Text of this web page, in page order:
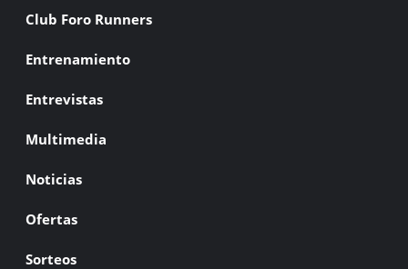
Club Foro Runners
Entrenamiento
Entrevistas
Multimedia
Noticias
Ofertas
Sorteos